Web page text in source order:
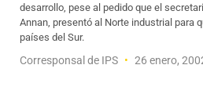
desarrollo, pese al pedido que el
Annan, presentó al Norte industrial para
países del Sur.
Corresponsal de IPS 26 enero,